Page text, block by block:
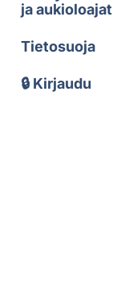
ja aukioloajat
Tietosuoja
🔒 Kirjaudu